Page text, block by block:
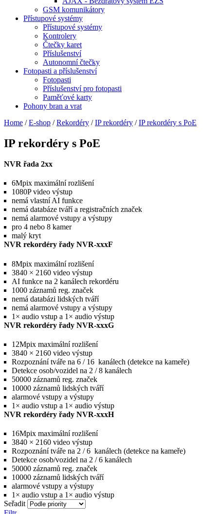
GSM komunikátory
Přístupové systémy
Přístupové systémy
Kontrolery
Čtečky karet
Příslušenství
Autonomní čtečky
Fotopasti a příslušenství
Fotopasti
Příslušenství pro fotopasti
Paměťové karty
Pohony bran a vrat
Home / E-shop / Rekordéry / IP rekordéry / IP rekordéry s PoE
IP rekordéry s PoE
NVR řada 2xx
6Mpix maximální rozlišení
1080P video výstup
nemá vlastní AI funkce
nemá databáze tváří a registračních značek
nemá alarmové vstupy a výstupy
pro 4 nebo 8 kamer
malý kryt
NVR rekordéry řady NVR-xxxF
8Mpix maximální rozlišení
3840 × 2160 video výstup
AI funkce na 2 kanálech rekordéru
1000 záznamů reg. značek
nemá databázi lidských tváří
nemá alarmové vstupy a výstupy
1× audio vstup a 1× audio výstup
NVR rekordéry řady NVR-xxxG
12Mpix maximální rozlišení
3840 × 2160 video výstup
Rozpoznání tváře na 6 / 16 kanálech (detekce na kameře)
Detekce osob/vozidel na 2 / 8 kanálech
50000 záznamů reg. značek
10000 záznamů lidských tváří
alarmové vstupy a výstupy
1× audio vstup a 1× audio výstup
NVR rekordéry řady NVR-xxxH
16Mpix maximální rozlišení
3840 × 2160 video výstup
Rozpoznání tváře na 2 / 6 kanálech (detekce na kameře)
Detekce osob/vozidel na 2 / 6 kanálech
50000 záznamů reg. značek
10000 záznamů lidských tváří
alarmové vstupy a výstupy
1× audio vstup a 1× audio výstup
Seřadit